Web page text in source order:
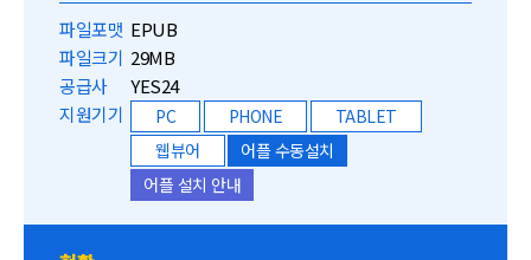
파일포맷 EPUB
파일크기 29MB
공급사
YES24
지원기기
PC PHONE
TABLET
웹뷰어
어플 수동설치
어플 설치 안내